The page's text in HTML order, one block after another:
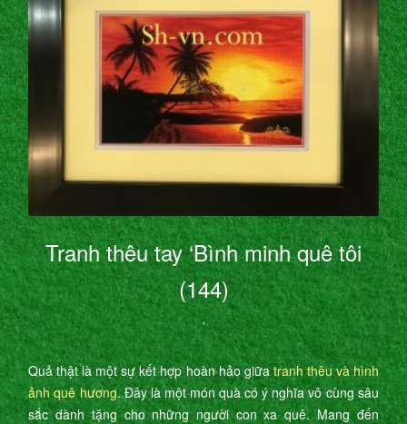
Tranh thêu tay ‘Bình minh quê tôi
(144)
’
Quả thật là một sự kết hợp hoàn hảo giữa tranh thêu và hình
ảnh quê hương. Đây là một món quà có ý nghĩa vô cùng sâu
sắc dành tặng cho những người con xa quê. Mang đến